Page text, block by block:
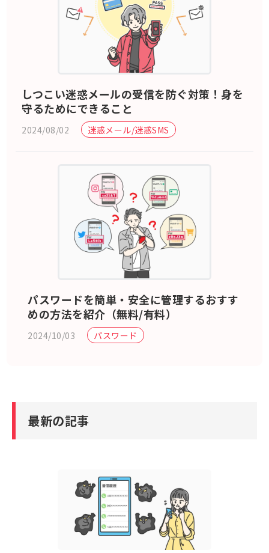
しつこい迷惑メールの受信を防ぐ対策！身を
守るためにできること
2024/08/02 迷惑メール/迷惑SMS
パスワードを簡単・安全に管理するおすす
めの方法を紹介（無料/有料）
2024/10/03 パスワード
最新の記事